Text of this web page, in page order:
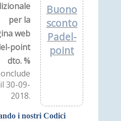
per la
web
point
dto. %
il 30-09-
2018.
Buono
sconto
Padel-
point
i nostri Codici